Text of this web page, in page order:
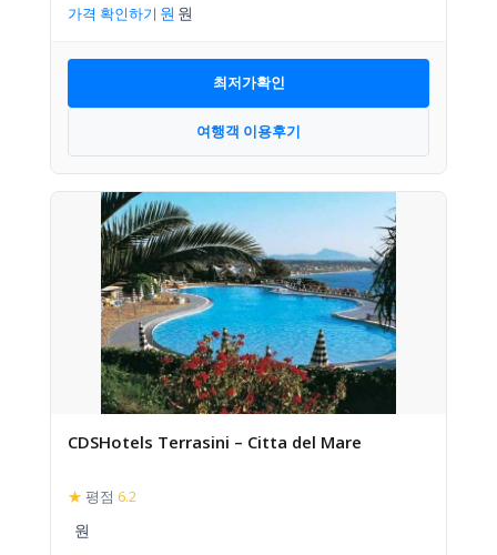
가격 확인하기
최저가확인
여행객 이용후기
CDSHotels Terrasini – Citta del Mare
★ 평점 6.2